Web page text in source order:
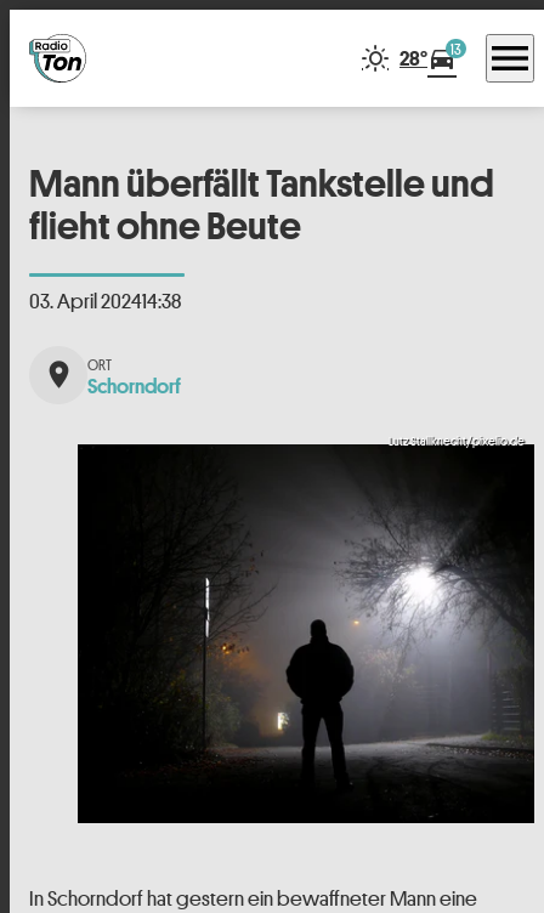
28°directions_car13 menu
Mann überfällt Tankstelle und
flieht ohne Beute
03. April 202414:38
place Schorndorf
Lutz Stallknecht/pixelio.de
In Schorndorf hat gestern ein bewaffneter Mann eine